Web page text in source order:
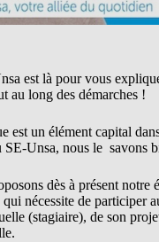
est là pour vous
au long des démarches !
est un élément capital
SE-Unsa, nous le savons
dès à présent notre
nécessite de participer
(stagiaire), de son